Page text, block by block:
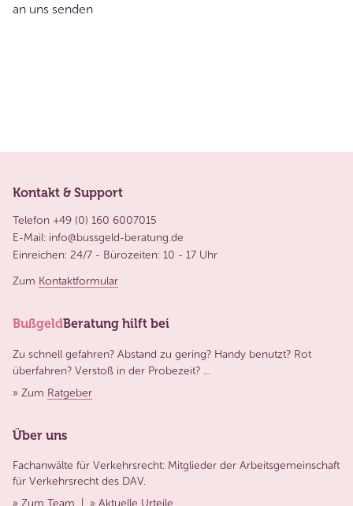
an uns senden
Kontakt & Support
Telefon +49 (0) 160 6007015
E-Mail: info@bussgeld-beratung.de
Einreichen: 24/7 - Bürozeiten: 10 - 17 Uhr
Zum Kontaktformular
BußgeldBeratung hilft bei
Zu schnell gefahren? Abstand zu gering? Handy benutzt? Rot
überfahren? Verstoß in der Probezeit? ...
» Zum Ratgeber
Über uns
Fachanwälte für Verkehrsrecht: Mitglieder der Arbeitsgemeinschaft
für Verkehrsrecht des DAV.
» Zum Team | » Aktuelle Urteile